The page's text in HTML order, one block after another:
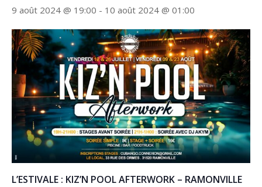
9 août 2024 @ 19:00 - 10 août 2024 @ 01:00
L’ESTIVALE : KIZ’N POOL AFTERWORK – RAMONVILLE